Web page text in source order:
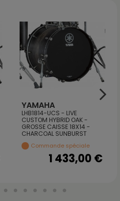
YAMAHA
LHB1814-UCS - LIVE
CUSTOM HYBRID OAK -
GROSSE CAISSE 18X14 -
CHARCOAL SUNBURST
Commande spéciale
1 433,00 €